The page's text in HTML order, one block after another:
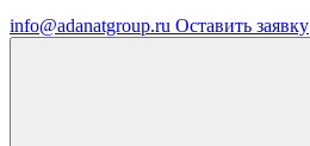
info@adanatgroup.ru Оставить заявку